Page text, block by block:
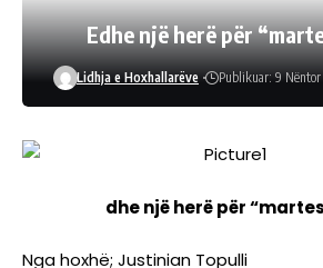
Edhe një herë për
Lidhja e Hoxhallarëve Publikuar: 9 Nëntor
dhe një herë për
Nga hoxhë; Justinian Topulli